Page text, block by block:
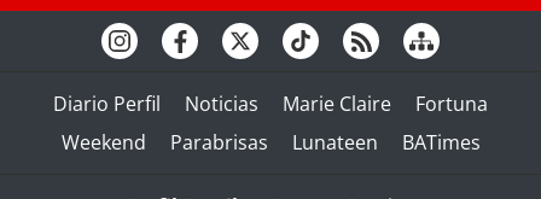
Diario Perfil Noticias Marie Claire
Fortuna
Weekend
Parabrisas Lunateen BATimes